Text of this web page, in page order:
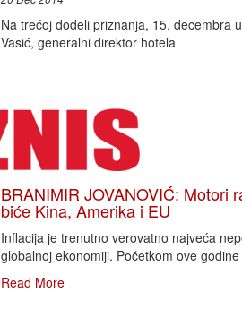
Na trećoj dodeli priznanja, 15. decembra
Vasić, generalni direktor hotela
BRANIMIR JOVANOVIĆ: Motori
biće Kina, Amerika i EU
Inflacija je trenutno verovatno najveća
globalnoj ekonomiji. Početkom ove
Read More